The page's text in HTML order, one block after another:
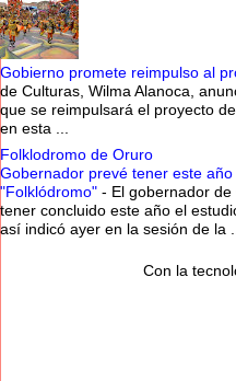
Gobierno promete reimpulso al
de Culturas, Wilma Alanoca,
que se reimpulsará el proyecto
en esta ...
Folklodromo de Oruro
Gobernador prevé tener este
"Folklódromo" - El gobernador
tener concluido este año el
así indicó ayer en la sesión de la
Con la